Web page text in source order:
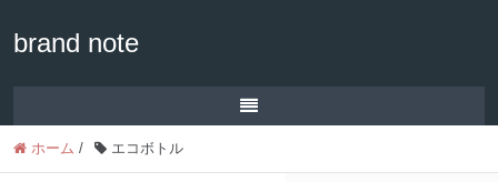
brand note
ホーム / エコボトル